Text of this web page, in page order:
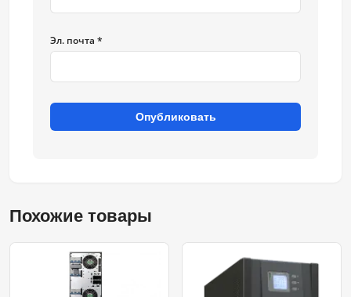
Эл. почта *
Опубликовать
Похожие товары